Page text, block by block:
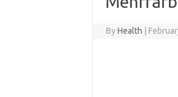
ByHealth